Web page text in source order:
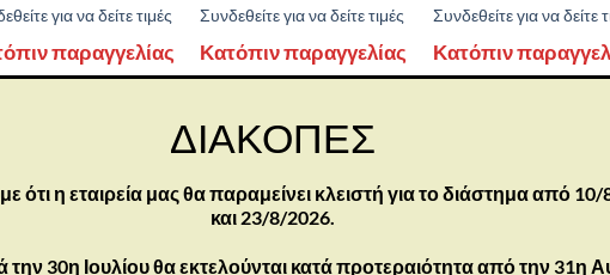
για να δείτε τιμές
παραγγελίας
Συνδεθείτε για να δείτε τιμές
Κατόπιν παραγγελίας
Συνδεθείτε για να δείτε
Κατόπιν
ΔΙΑΚΟΠΕΣ
ότι η εταιρεία μας θα παραμείνει κλειστή για το διάστημα από
και 23/8/2026.
την 30η Ιουλίου θα εκτελούνται κατά προτεραιότητα από την 31η